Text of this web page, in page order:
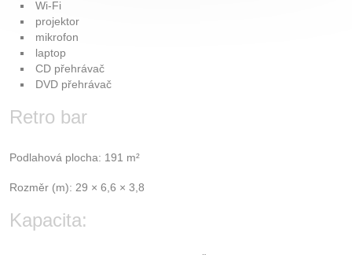
Wi-Fi
projektor
mikrofon
laptop
CD přehrávač
DVD přehrávač
Retro bar
Podlahová plocha: 191 m²
Rozměr (m): 29 × 6,6 × 3,8
Kapacita: